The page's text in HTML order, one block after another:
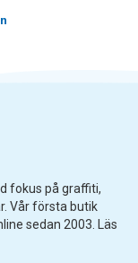
haft ett starkt fokus
måleri, akryl,
att ha konstant
är det hos oss
med högsta
Montana Cans,
fokus på graffiti,
Vår första butik
sedan 2003. Läs